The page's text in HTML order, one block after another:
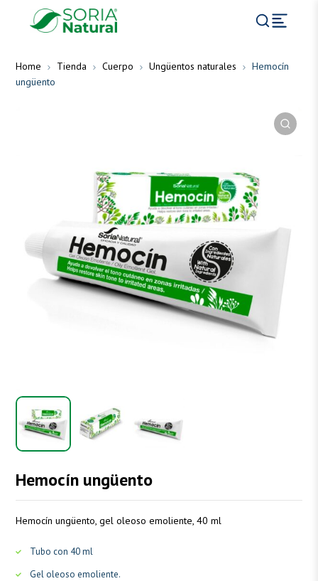
Home Tienda Cuerpo Ungüentos naturales
Hemocín
ungüento
Hemocín ungüento
Hemocín ungüento, gel oleoso emoliente, 40 ml
Tubo con 40 ml
Gel oleoso emoliente.